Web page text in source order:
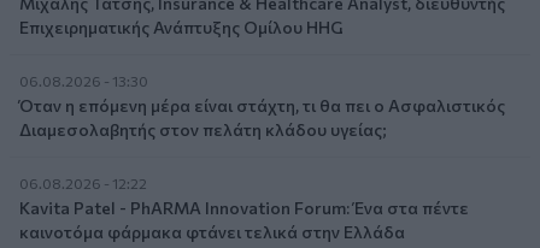
Επιχειρηματικής Ανάπτυξης Ομίλου HHG
06.08.2026 - 13:30
Όταν η επόμενη μέρα είναι στάχτη, τι θα πει ο Ασφαλιστικός
Διαμεσολαβητής στον πελάτη κλάδου υγείας;
06.08.2026 - 12:22
Kavita Patel - PhARMA Innovation Forum: Ένα στα πέντε
καινοτόμα φάρμακα φτάνει τελικά στην Ελλάδα